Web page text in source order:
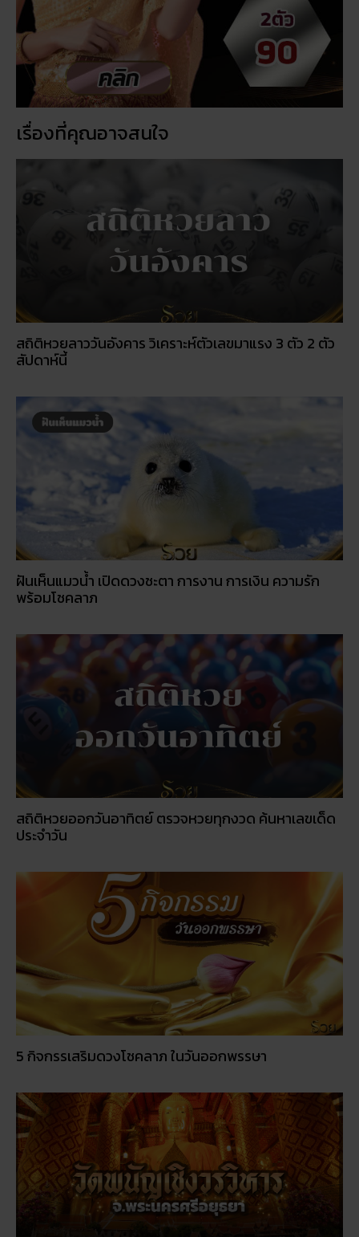
เรื่องที่คุณอาจสนใจ
สถิติหวยลาววันอังคาร วิเคราะห์ตัวเลขมาแรง 3 ตัว 2 ตัว
สัปดาห์นี้
ฝันเห็นแมวน้ำ เปิดดวงชะตา การงาน การเงิน ความรัก
พร้อมโชคลาภ
สถิติหวยออกวันอาทิตย์ ตรวจหวยทุกงวด ค้นหาเลขเด็ด
ประจำวัน
5 กิจกรรเสริมดวงโชคลาภ ในวันออกพรรษา